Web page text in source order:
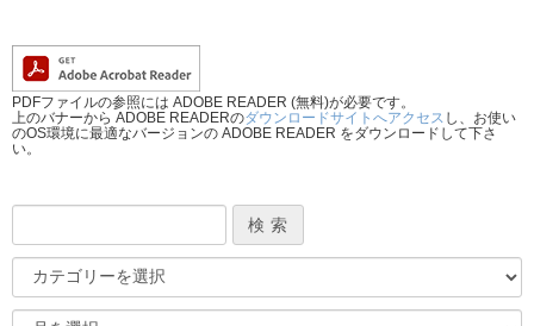
PDFファイルの参照には ADOBE READER (無料)が必要です。
上のバナーから ADOBE READERのダウンロードサイトへアクセス し、お使い
のOS環境に最適なバージョンの ADOBE READER をダウンロードして下さ
い。